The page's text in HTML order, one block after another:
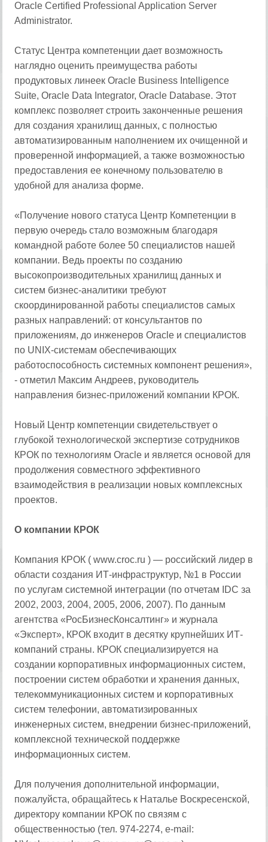
Oracle Certified Professional Application Server
Administrator.
Статус Центра компетенции дает возможность
наглядно оценить преимущества работы
продуктовых линеек Oracle Business Intelligence
Suite, Oracle Data Integrator, Oracle Database. Этот
комплекс позволяет строить законченные решения
для создания хранилищ данных, с полностью
автоматизированным наполнением их очищенной и
проверенной информацией, а также возможностью
предоставления ее конечному пользователю в
удобной для анализа форме.
«Получение нового статуса Центр Компетенции в
первую очередь стало возможным благодаря
командной работе более 50 специалистов нашей
компании. Ведь проекты по созданию
высокопроизводительных хранилищ данных и
систем бизнес-аналитики требуют
скоординированной работы специалистов самых
разных направлений: от консультантов по
приложениям, до инженеров Oracle и специалистов
по UNIX-системам обеспечивающих
работоспособность системных компонент решения»,
- отметил Максим Андреев, руководитель
направления бизнес-приложений компании КРОК.
Новый Центр компетенции свидетельствует о
глубокой технологической экспертизе сотрудников
КРОК по технологиям Oracle и является основой для
продолжения совместного эффективного
взаимодействия в реализации новых комплексных
проектов.
О компании КРОК
Компания КРОК ( www.croc.ru ) — российский лидер в
области создания ИТ-инфраструктур, №1 в России
по услугам системной интеграции (по отчетам IDC за
2002, 2003, 2004, 2005, 2006, 2007). По данным
агентства «РосБизнесКонсалтинг» и журнала
«Эксперт», КРОК входит в десятку крупнейших ИТ-
компаний страны. КРОК специализируется на
создании корпоративных информационных систем,
построении систем обработки и хранения данных,
телекоммуникационных систем и корпоративных
систем телефонии, автоматизированных
инженерных систем, внедрении бизнес-приложений,
комплексной технической поддержке
информационных систем.
Для получения дополнительной информации,
пожалуйста, обращайтесь к Наталье Воскресенской,
директору компании КРОК по связям с
общественностью (тел. 974-2274, e-mail: